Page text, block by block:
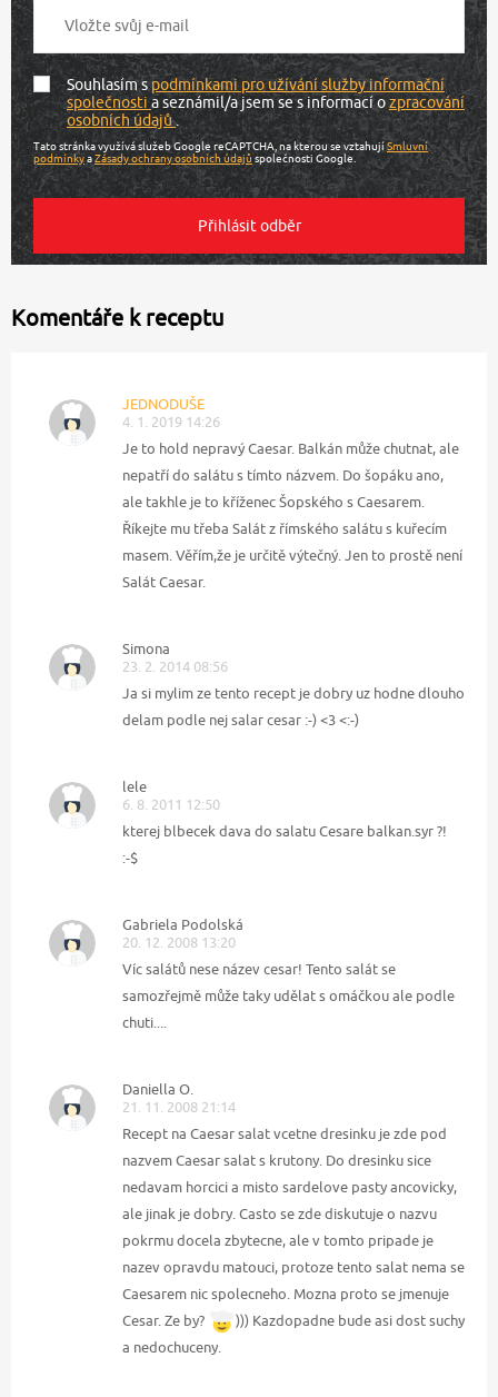
Souhlasím spodmínkami pro užívání služby informační
společnostia seznámil/a jsem se s informací ozpracování
osobních údajů.
Tato stránka využívá služeb Google reCAPTCHA, na kterou se vztahujíSmluvní
podmínkyaZásady ochrany osobních údajů společnosti Google.
Komentáře k receptu
JEDNODUŠE
4. 1. 2019 14:26
Je to hold nepravý Caesar. Balkán může chutnat, ale
nepatří do salátu s tímto názvem. Do šopáku ano,
ale takhle je to kříženec Šopského s Caesarem.
Říkejte mu třeba Salát z římského salátu s kuřecím
masem. Věřím,že je určitě výtečný. Jen to prostě není
Salát Caesar.
Simona
23. 2. 2014 08:56
Ja si mylim ze tento recept je dobry uz hodne dlouho
delam podle nej salar cesar :-) <3 <:-)
lele
6. 8. 2011 12:50
kterej blbecek dava do salatu Cesare balkan.syr ?!
:-$
Gabriela Podolská
20. 12. 2008 13:20
Víc salátů nese název cesar! Tento salát se
samozřejmě může taky udělat s omáčkou ale podle
chuti....
Daniella O.
21. 11. 2008 21:14
Recept na Caesar salat vcetne dresinku je zde pod
nazvem Caesar salat s krutony. Do dresinku sice
nedavam horcici a misto sardelove pasty ancovicky,
ale jinak je dobry. Casto se zde diskutuje o nazvu
pokrmu docela zbytecne, ale v tomto pripade je
nazev opravdu matouci, protoze tento salat nema se
Caesarem nic spolecneho. Mozna proto se jmenuje
Cesar. Ze by?
))) Kazdopadne bude asi dost suchy
a nedochuceny.